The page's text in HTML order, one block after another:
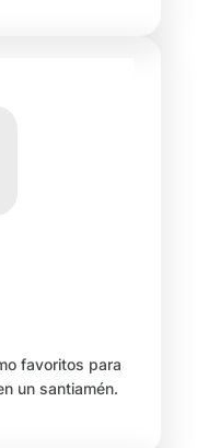
favoritos para
un santiamén.